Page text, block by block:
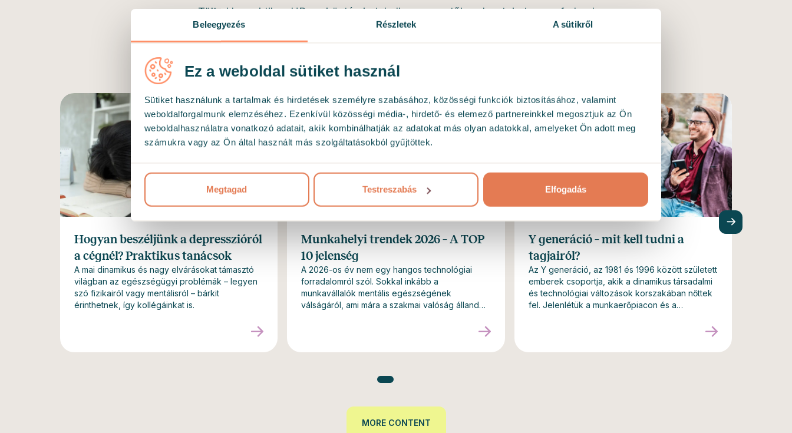
Beleegyezés Részletek A sütikről
Ez a weboldal sütiket használ
Sütiket használunk a tartalmak és hirdetések személyre szabásához, közösségi funkciók biztosításához, valamint
weboldalforgalmunk elemzéséhez. Ezenkívül közösségi média-, hirdető- és elemező partnereinkkel megosztjuk az Ön
weboldalhasználatra vonatkozó adatait, akik kombinálhatják az adatokat más olyan adatokkal, amelyeket Ön adott meg
számukra vagy az Ön által használt más szolgáltatásokból gyűjtöttek.
Megtagad Testreszabás Elfogadás
Töltsd le praktikus HR eszköztárakat, hallgass vezetői podcastokat, vagy fedezd
fel részletes útmutatóinkat. Erőforrásaink segítenek növelni a tudatosságot,
csökkenteni a megbélyegzést, és prezentálni a jólléti eredményeket a vezetőség
számára.
Hogyan beszéljünk a depresszióról
a cégnél? Praktikus tanácsok
A mai dinamikus és nagy elvárásokat támasztó
világban az egészségügyi problémák – legyen
szó fizikairól vagy mentálisról – bárkit
érinthetnek, így kollégáinkat is.
Munkahelyi trendek 2026 – A TOP
10 jelenség
A 2026-os év nem egy hangos technológiai
forradalomról szól. Sokkal inkább a
munkavállalók mentális egészségének
válságáról, ami mára a szakmai valóság állandó
folyamatos feszültségben, bizonytalanságban
Y generáció – mit kell tudni a
tagjairól?
Az Y generáció, az 1981 és 1996 között született
emberek csoportja, akik a dinamikus társadalmi
és technológiai változások korszakában nőttek
fel. Jelenlétük a munkaerőpiacon és a
interperszonális kapcsolatokat. Íme néhány főbb
MORE CONTENT